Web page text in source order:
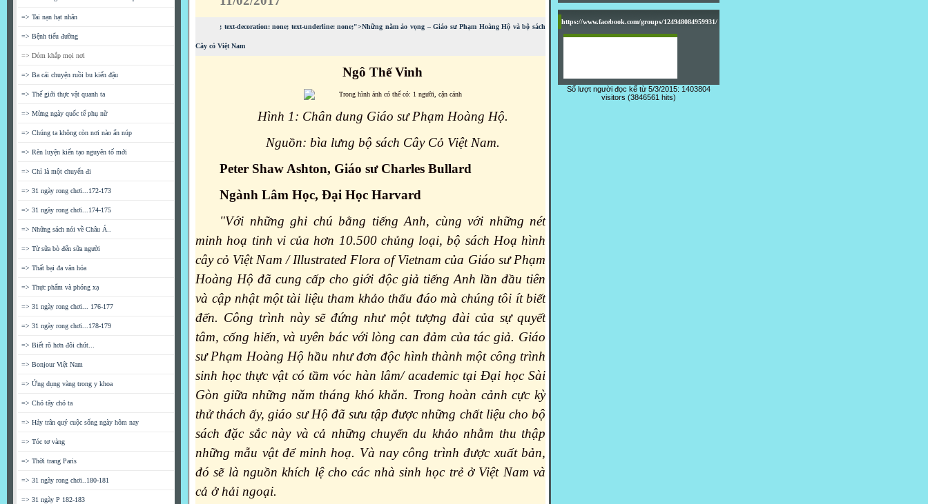
=> Tai nạn hạt nhân
=> Bệnh tiểu đường
=> Dỏm khắp mọi nơi
=> Ba cái chuyện ruồi bu kiến đậu
=> Thế giới thực vật quanh ta
=> Mừng ngày quốc tế phụ nữ
=> Chúng ta không còn nơi nào ẩn núp
=> Rèn luyện kiến tạo nguyên tố mới
=> Chỉ là một chuyến đi
=> 31 ngày rong chơi...172-173
=> 31 ngày rong chơi...174-175
=> Những sách nói về Châu Á..
=> Từ sữa bò đến sữa người
=> Thất bại đa văn hóa
=> Thực phẩm và phóng xạ
=> 31 ngày rong chơi... 176-177
=> 31 ngày rong chơi...178-179
=> Biết rõ hơn đôi chút...
=> Bonjour Việt Nam
=> Ứng dụng vàng trong y khoa
=> Chó tây chó ta
=> Hảy trân quý cuộc sống ngày hôm nay
=> Tóc tơ vàng
=> Thời trang Paris
=> 31 ngày rong chơi..180-181
=> 31 ngày P 182-183
; text-decoration: none; text-underline: none;">Những năm ảo vọng – Giáo sư Phạm Hoàng Hộ và bộ sách
Cây cỏ Việt Nam
Ngô Thế Vinh
Hình 1: Chân dung Giáo sư Phạm Hoàng Hộ.
Nguồn: bìa lưng bộ sách Cây Cỏ Việt Nam.
Peter Shaw Ashton, Giáo sư Charles Bullard
Ngành Lâm Học, Đại Học Harvard
"Với những ghi chú bằng tiếng Anh, cùng với những nét
minh hoạ tinh vi của hơn 10.500 chủng loại, bộ sách Hoạ hình
cây cỏ Việt Nam / Illustrated Flora of Vietnam của Giáo sư Phạm
Hoàng Hộ đã cung cấp cho giới độc giả tiếng Anh lần đầu tiên
và cập nhật một tài liệu tham khảo thấu đáo mà chúng tôi ít biết
đến. Công trình này sẽ đứng như một tượng đài của sự quyết
tâm, cống hiến, và uyên bác với lòng can đảm của tác giả. Giáo
sư Phạm Hoàng Hộ hầu như đơn độc hình thành một công trình
sinh học thực vật có tầm vóc hàn lâm/ academic tại Đại học Sài
Gòn giữa những năm tháng khó khăn. Trong hoàn cảnh cực kỳ
thử thách ấy, giáo sư Hộ đã sưu tập được những chất liệu cho bộ
sách đặc sắc này và cả những chuyến du khảo nhằm thu thập
những mẫu vật để minh hoạ. Và nay công trình được xuất bản,
đó sẽ là nguồn khích lệ cho các nhà sinh học trẻ ở Việt Nam và
cả ở hải ngoại.
https://www.facebook.com/groups/124948084959931/
Số lượt người đọc kể từ 5/3/2015: 1403804
visitors (3846561 hits)